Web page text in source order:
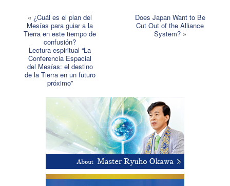
« ¿Cuál es el plan del
Mesías para guiar a la
Tierra en este tiempo de
confusión?
Lectura espiritual “La
Conferencia Espacial
del Mesías: el destino
de la Tierra en un futuro
próximo”
Does Japan Want to Be
Cut Out of the Alliance
System?»